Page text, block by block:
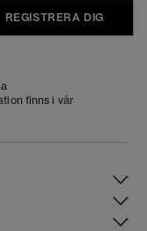
REGISTRERA DIG
finns i vår